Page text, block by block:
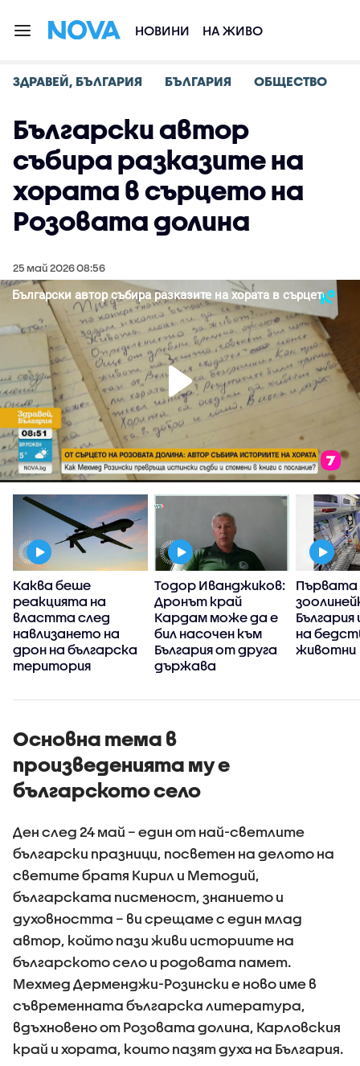
НОВИНИ НА ЖИВО
ЗДРАВЕЙ, БЪЛГАРИЯ БЪЛГАРИЯ ОБЩЕСТВО
Български автор
събира разказите на
хората в сърцето на
Розовата долина
25 май 2026 08:56
Каква беше
реакцията на
властта след
навлизането на
дрон на българска
територия
Тодор Иванджиков:
Дронът край
Кардам може да е
бил насочен към
България от друга
държава
Първата
на
животни
Основна тема в
произведенията му е
българското село
Ден след 24 май – един от най-светлите
български празници, посветен на делото на
светите братя Кирил и Методий,
българската писменост, знанието и
духовността – ви срещаме с един млад
автор, който пази живи историите на
българското село и родовата памет.
Мехмед Дерменджи-Розински е ново име в
съвременната българска литература,
вдъхновено от Розовата долина, Карловския
край и хората, които пазят духа на България.